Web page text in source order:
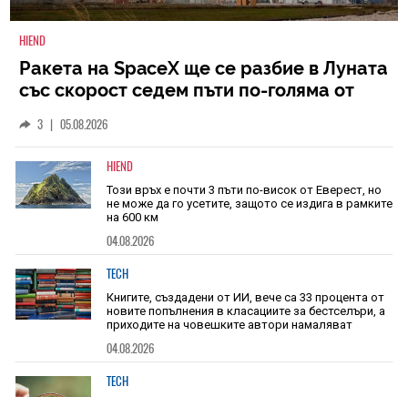
HIEND
Ракета на SpaceX ще се разбие в Луната
със скорост седем пъти по-голяма от
3 | 05.08.2026
HIEND
Този връх е почти 3 пъти по-висок от Еверест, но
не може да го усетите, защото се издига в рамките
на 600 км
04.08.2026
TECH
Книгите, създадени от ИИ, вече са 33 процента от
новите попълнения в класациите за бестселъри, а
приходите на човешките автори намаляват
04.08.2026
TECH